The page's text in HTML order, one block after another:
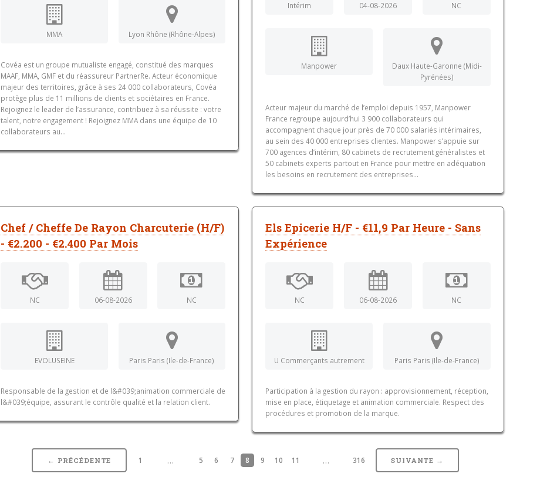
MMA Lyon Rhône (Rhône-Alpes)
Covéa est un groupe mutualiste engagé, constitué des marques
MAAF, MMA, GMF et du réassureur PartnerRe. Acteur économique
majeur des territoires, grâce à ses 24 000 collaborateurs, Covéa
protège plus de 11 millions de clients et sociétaires en France.
Rejoignez le leader de l’assurance, contribuez à sa réussite : votre
talent, notre engagement ! Rejoignez MMA dans une équipe de 10
collaborateurs au...
Intérim 04-08-2026 NC
Manpower
Daux Haute-Garonne (Midi-
Pyrénées)
Acteur majeur du marché de l’emploi depuis 1957, Manpower
France regroupe aujourd’hui 3 900 collaborateurs qui
accompagnent chaque jour près de 70 000 salariés intérimaires,
au sein des 40 000 entreprises clientes. Manpower s’appuie sur
700 agences d’intérim, 80 cabinets de recrutement généralistes et
50 cabinets experts partout en France pour mettre en adéquation
les besoins en recrutement des entreprises...
Chef / Cheffe De Rayon Charcuterie (H/F)
- €2.200 - €2.400 Par Mois
NC 06-08-2026 NC
EVOLUSEINE Paris Paris (Ile-de-France)
Responsable de la gestion et de l&#039;animation commerciale de
l&#039;équipe, assurant le contrôle qualité et la relation client.
Els Epicerie H/F - €11,9 Par Heure - Sans
Expérience
NC 06-08-2026 NC
U Commerçants autrement Paris Paris (Ile-de-France)
Participation à la gestion du rayon : approvisionnement, réception,
mise en place, étiquetage et animation commerciale. Respect des
procédures et promotion de la marque.
← PRÉCÉDENTE 1 … 5 6 7 8 9 10 11 … 316 SUIVANTE →